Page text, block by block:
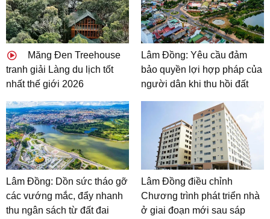
Măng Đen Treehouse
tranh giải Làng du lịch tốt
nhất thế giới 2026
Lâm Đồng: Yêu cầu đảm
bảo quyền lợi hợp pháp của
người dân khi thu hồi đất
Lâm Đồng: Dồn sức tháo gỡ
các vướng mắc, đẩy nhanh
thu ngân sách từ đất đai
Lâm Đồng điều chỉnh
Chương trình phát triển nhà
ở giai đoạn mới sau sáp